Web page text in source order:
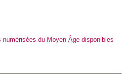
du Moyen Âge disponibles